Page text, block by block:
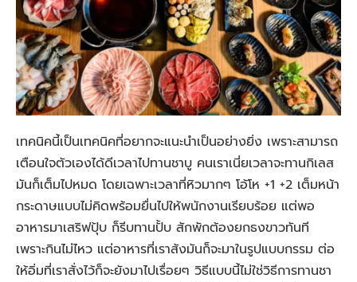
เทคนิคนี้เป็นเทคนิคที่อยากจะแนะนำเป็นอย่างยิ่ง เพราะสามารถ
เตือนใจตัวเองได้ดีเวลาไปทานชาบู คนเราเนี่ยเวลาจะทานกิเลส
มันก็เต็มไปหมด โดยเฉพาะเวลาที่หิวมากๆ โอ้โห +1 +2 เต็มหน้า
กระดาษแบบไม่คิดพร้อมยื่นไปให้พนักงานเรียบร้อย แต่พอ
อาหารมาเสริฟปุ้บ ก็รีบทานปั้บ สักพักต้องยกธงขาวทันที
เพราะกินไม่ไหว แต่อาหารที่เราสังมันก็จะมาในรูปแบบกรรม ต่อ
ให้อิ่มที่เราสั่งไว้ก็จะยังมาไปเรื่อยๆ วิธีแบบนี้ไม่ใช่วิธีการทานชา